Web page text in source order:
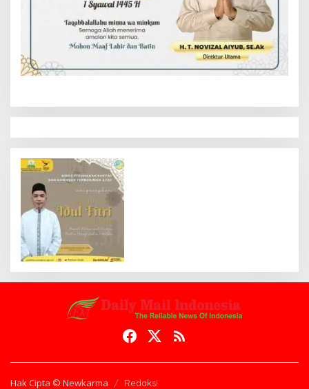
Hak Cipta © Newkarma Redaksi